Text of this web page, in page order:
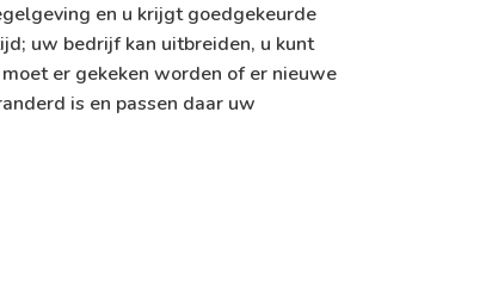
en u krijgt goedgekeurde
uw bedrijf kan uitbreiden, u kunt
er gekeken worden of er nieuwe
is en passen daar uw